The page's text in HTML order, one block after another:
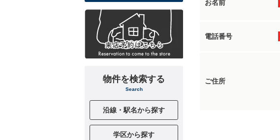
お名前
電話番号
ご住所
物件を検索する
Search
沿線・駅名から探す
学区から探す